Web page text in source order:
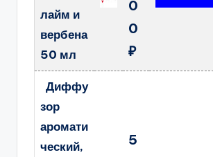
лайм и
вербена
50 мл
0
0
₽
Диффу
зор
аромати
ческий,
5